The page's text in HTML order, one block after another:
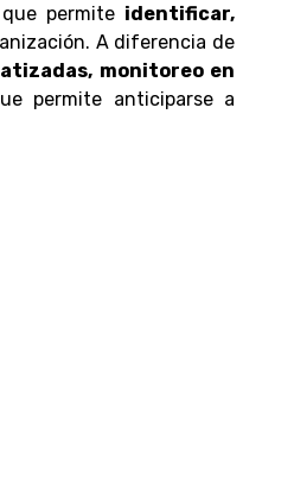
permite identificar,
A diferencia de
monitoreo en
permite anticiparse a